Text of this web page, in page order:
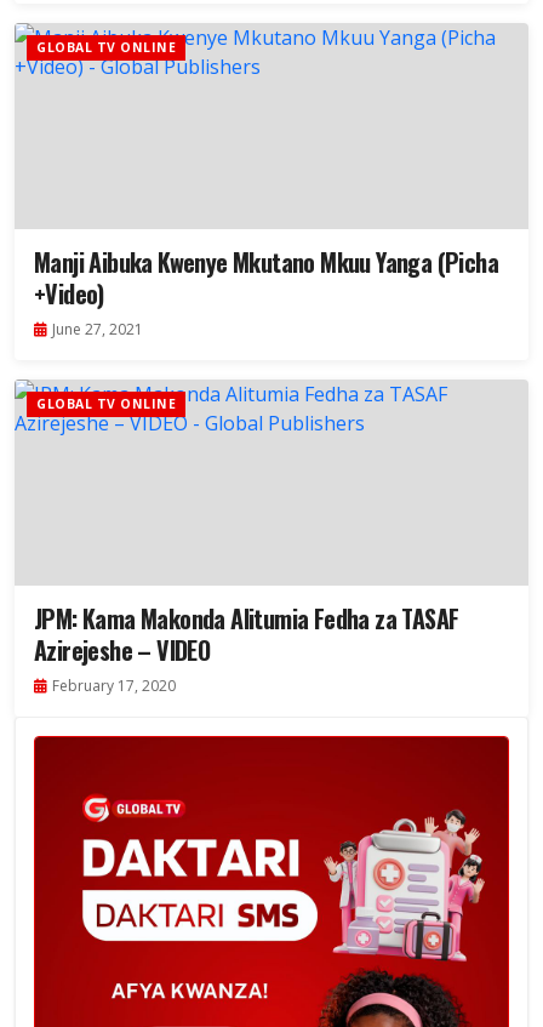
GLOBAL TV ONLINE
Manji Aibuka Kwenye Mkutano Mkuu Yanga (Picha
+Video)
June 27, 2021
GLOBAL TV ONLINE
JPM: Kama Makonda Alitumia Fedha za TASAF
Azirejeshe – VIDEO
February 17, 2020